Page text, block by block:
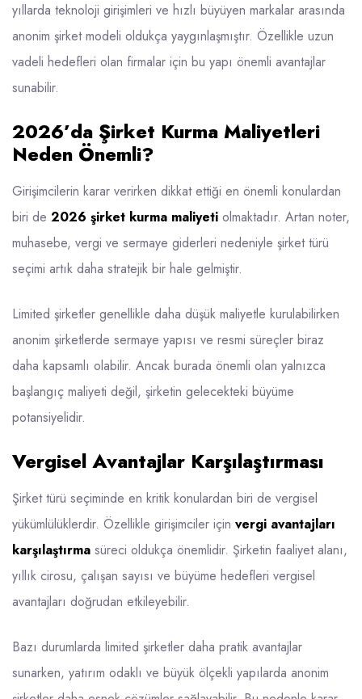
yıllarda teknoloji girişimleri ve hızlı büyüyen markalar arasında
anonim şirket modeli oldukça yaygınlaşmıştır. Özellikle uzun
vadeli hedefleri olan firmalar için bu yapı önemli avantajlar
sunabilir.
2026’da Şirket Kurma Maliyetleri
Neden Önemli?
Girişimcilerin karar verirken dikkat ettiği en önemli konulardan
biri de 2026 şirket kurma maliyeti olmaktadır. Artan noter,
muhasebe, vergi ve sermaye giderleri nedeniyle şirket türü
seçimi artık daha stratejik bir hale gelmiştir.
Limited şirketler genellikle daha düşük maliyetle kurulabilirken
anonim şirketlerde sermaye yapısı ve resmi süreçler biraz
daha kapsamlı olabilir. Ancak burada önemli olan yalnızca
başlangıç maliyeti değil, şirketin gelecekteki büyüme
potansiyelidir.
Vergisel Avantajlar Karşılaştırması
Şirket türü seçiminde en kritik konulardan biri de vergisel
yükümlülüklerdir. Özellikle girişimciler için vergi avantajları
karşılaştırma süreci oldukça önemlidir. Şirketin faaliyet alanı,
yıllık cirosu, çalışan sayısı ve büyüme hedefleri vergisel
avantajları doğrudan etkileyebilir.
Bazı durumlarda limited şirketler daha pratik avantajlar
sunarken, yatırım odaklı ve büyük ölçekli yapılarda anonim